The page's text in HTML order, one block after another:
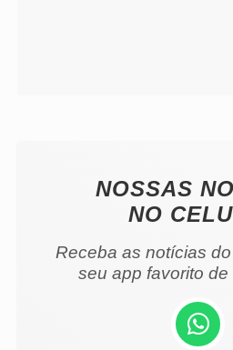
NOSSAS
NO
Receba as notícias
seu app favorito